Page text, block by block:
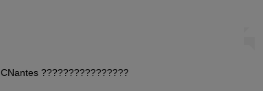
????????????????‬